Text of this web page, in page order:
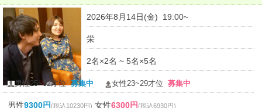
2026年8月14日(金) 19:00~
栄
2名×2名 ~ 5名×5名
男性25~32才位募集中 女性23~29才位 募集中
男性9300円(税込10230円) 女性6300円(税込6930円)